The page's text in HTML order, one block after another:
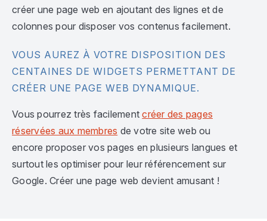
créer une page web en ajoutant des lignes et de
colonnes pour disposer vos contenus facilement.
VOUS AUREZ À VOTRE DISPOSITION DES
CENTAINES DE WIDGETS PERMETTANT DE
CRÉER UNE PAGE WEB DYNAMIQUE.
Vous pourrez très facilementcréer des pages
réservées aux membres de votre site web ou
encore proposer vos pages en plusieurs langues et
surtout les optimiser pour leur référencement sur
Google. Créer une page web devient amusant !